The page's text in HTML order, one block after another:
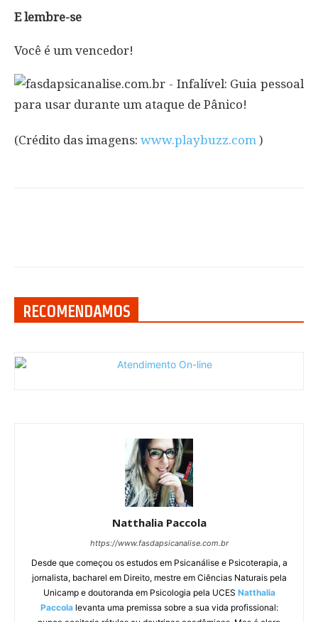
E lembre-se
Você é um vencedor!
(Crédito das imagens: www.playbuzz.com )
RECOMENDAMOS
Natthalia Paccola
https://www.fasdapsicanalise.com.br
Desde que começou os estudos em Psicanálise e Psicoterapia, a
jornalista, bacharel em Direito, mestre em Ciências Naturais pela
Unicamp e doutoranda em Psicologia pela UCES Natthalia
Paccolalevanta uma premissa sobre a sua vida profissional: